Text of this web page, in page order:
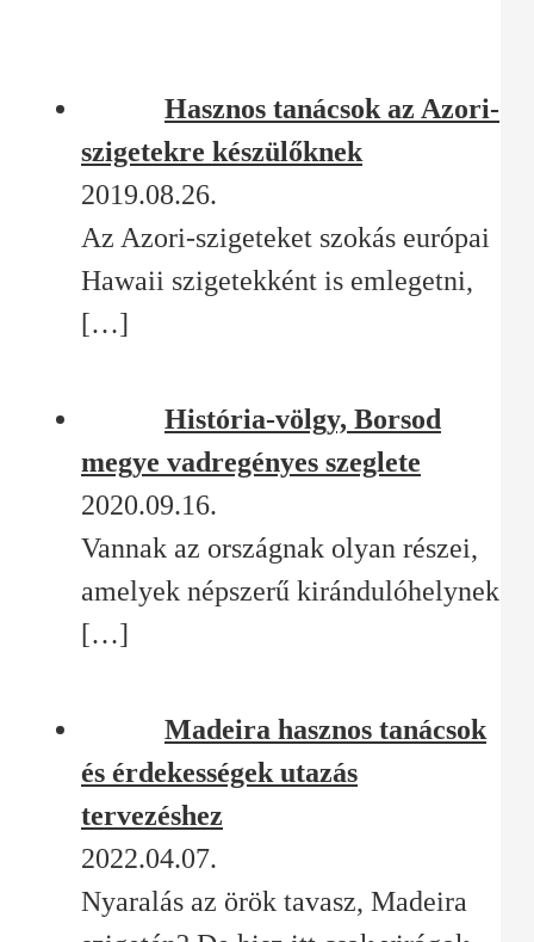
Hasznos tanácsok az Azori-
szigetekre készülőknek
2019.08.26.
Az Azori-szigeteket szokás európai
Hawaii szigetekként is emlegetni,
[…]
História-völgy, Borsod
megye vadregényes szeglete
2020.09.16.
Vannak az országnak olyan részei,
amelyek népszerű kirándulóhelynek
[…]
Madeira hasznos tanácsok
és érdekességek utazás
tervezéshez
2022.04.07.
Nyaralás az örök tavasz, Madeira